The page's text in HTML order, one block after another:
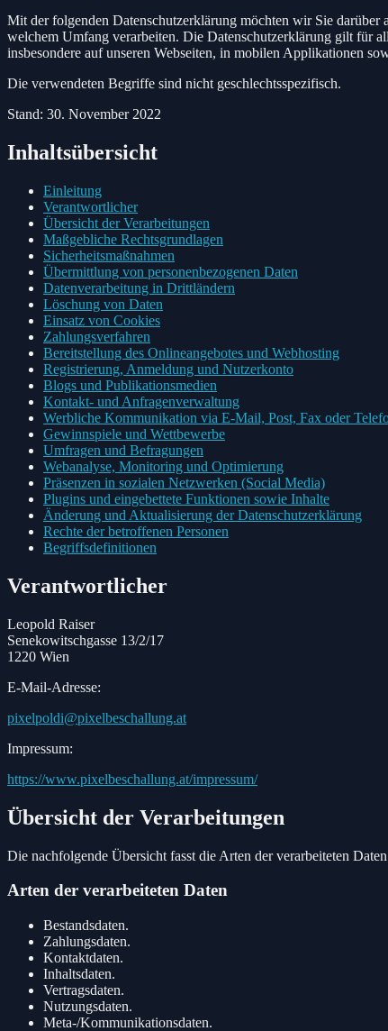
Mit der folgenden Datenschutzerklärung möchten wir Sie
welchem Umfang verarbeiten. Die Datenschutzerklärung gilt für
insbesondere auf unseren Webseiten, in mobilen Applikationen
Die verwendeten Begriffe sind nicht geschlechtsspezifisch.
Stand: 30. November 2022
Inhaltsübersicht
Einleitung
Verantwortlicher
Übersicht der Verarbeitungen
Maßgebliche Rechtsgrundlagen
Sicherheitsmaßnahmen
Übermittlung von personenbezogenen Daten
Datenverarbeitung in Drittländern
Löschung von Daten
Einsatz von Cookies
Zahlungsverfahren
Bereitstellung des Onlineangebotes und Webhosting
Registrierung, Anmeldung und Nutzerkonto
Blogs und Publikationsmedien
Kontakt- und Anfragenverwaltung
Werbliche Kommunikation via E-Mail, Post, Fax oder
Gewinnspiele und Wettbewerbe
Umfragen und Befragungen
Webanalyse, Monitoring und Optimierung
Präsenzen in sozialen Netzwerken (Social Media)
Plugins und eingebettete Funktionen sowie Inhalte
Änderung und Aktualisierung der Datenschutzerklärung
Rechte der betroffenen Personen
Begriffsdefinitionen
Verantwortlicher
Leopold Raiser
Senekowitschgasse 13/2/17
1220 Wien
E-Mail-Adresse:
pixelpoldi@pixelbeschallung.at
Impressum:
https://www.pixelbeschallung.at/impressum/
Übersicht der Verarbeitungen
Die nachfolgende Übersicht fasst die Arten der verarbeiteten
Arten der verarbeiteten Daten
Bestandsdaten.
Zahlungsdaten.
Kontaktdaten.
Inhaltsdaten.
Vertragsdaten.
Nutzungsdaten.
Meta-/Kommunikationsdaten.